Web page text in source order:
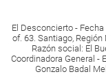
El Desconcierto -
of. 63. Santiago,
Razón social: El
Coordinadora General -
Gonzalo Badal